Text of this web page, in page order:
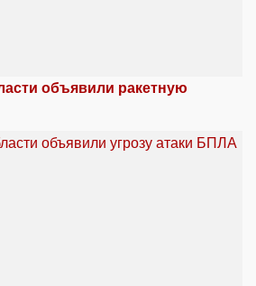
объявили ракетную